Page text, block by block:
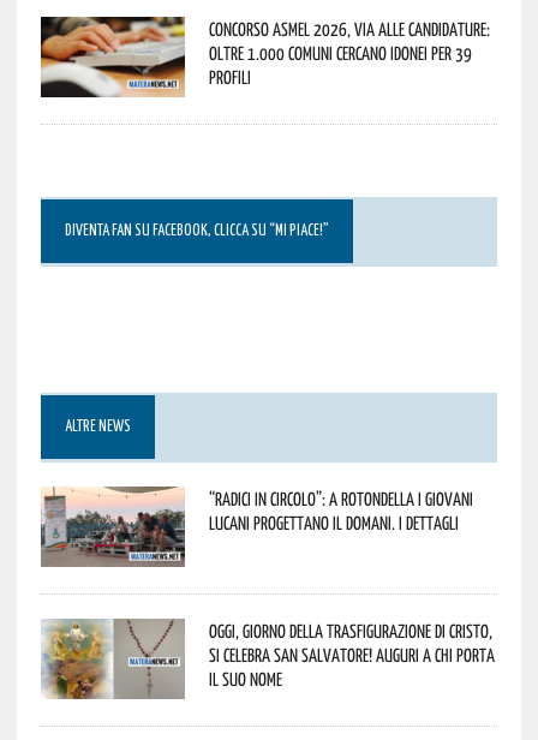
Concorso Asmel 2026, via alle candidature:
oltre 1.000 Comuni cercano idonei per 39
profili
DIVENTA FAN SU FACEBOOK, CLICCA SU “MI PIACE!”
ALTRE NEWS
“Radici in Circolo”: a Rotondella i giovani
lucani progettano il domani. I dettagli
Oggi, giorno della Trasfigurazione di Cristo,
si celebra San Salvatore! Auguri a chi porta
il suo nome